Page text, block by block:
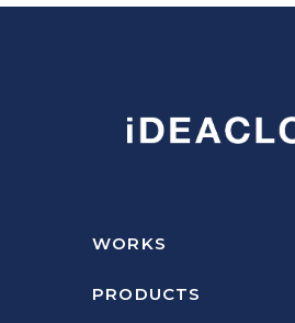
WORKS
PRODUCTS